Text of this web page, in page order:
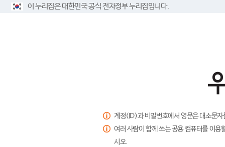
이 누리집은 대한민국 공식 전자정부 누리집입니다.
계정(ID)과 비밀번호에서 영문은 대소문
여러 사람이 함께 쓰는 공용 컴퓨터를 이
시오.